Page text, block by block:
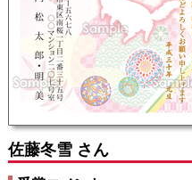
佐藤冬雪 さん